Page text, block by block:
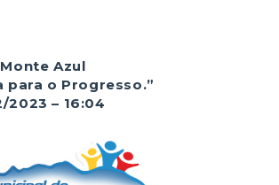
Azul
para o Progresso.”
2023 – 16:04